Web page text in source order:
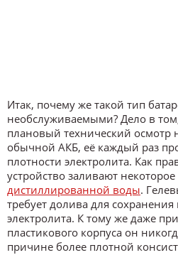
Итак, почему же такой тип
необслуживаемыми? Дело в
плановый технический
обычной АКБ, её каждый раз
плотности электролита. Как
устройство заливают
дистиллированной воды.
требует долива для
электролита. К тому же даже
пластикового корпуса он
причине более плотной